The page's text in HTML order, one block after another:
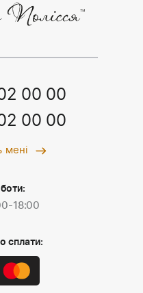
00 00
00 00
мені
18:00
сплати: